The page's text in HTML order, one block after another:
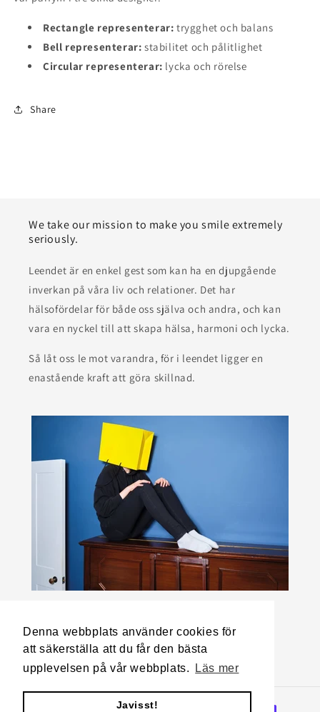
Denna webbplats använder cookies för
att säkerställa att du får den bästa
upplevelsen på vår webbplats.
Läs mer
Javisst!
Rectangle representerar: trygghet och balans
Bell representerar: stabilitet och pålitlighet
Circular representerar: lycka och rörelse
Share
We take our mission to make you smile extremely
seriously.
Leendet är en enkel gest som kan ha en djupgående
inverkan på våra liv och relationer. Det har
hälsofördelar för både oss själva och andra, och kan
vara en nyckel till att skapa hälsa, harmoni och lycka.
Så låt oss le mot varandra, för i leendet ligger en
enastående kraft att göra skillnad.
Instagram
Betalningsmetoder